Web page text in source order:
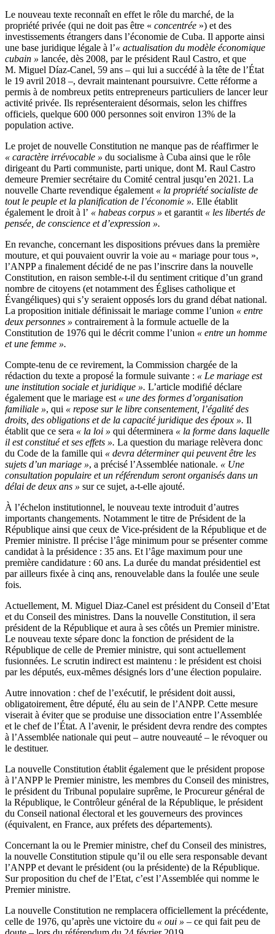
Le nouveau texte reconnaît en effet le rôle du marché, de la
propriété privée (qui ne doit pas être « concentrée ») et des
investissements étrangers dans l’économie de Cuba. Il apporte ainsi
une base juridique légale à l’« actualisation du modèle économique
cubain » lancée, dès 2008, par le président Raul Castro, et que
M. Miguel Díaz-Canel, 59 ans – qui lui a succédé à la tête de l’État
le 19 avril 2018 –, devrait maintenant poursuivre. Cette réforme a
permis à de nombreux petits entrepreneurs particuliers de lancer leur
activité privée. Ils représenteraient désormais, selon les chiffres
officiels, quelque 600 000 personnes soit environ 13% de la
population active.
Le projet de nouvelle Constitution ne manque pas de réaffirmer le
« caractère irrévocable » du socialisme à Cuba ainsi que le rôle
dirigeant du Parti communiste, parti unique, dont M. Raul Castro
demeure Premier secrétaire du Comité central jusqu’en 2021. La
nouvelle Charte revendique également « la propriété socialiste de
tout le peuple et la planification de l’économie ». Elle établit
également le droit à l’ « habeas corpus » et garantit « les libertés de
pensée, de conscience et d’expression ».
En revanche, concernant les dispositions prévues dans la première
mouture, et qui pouvaient ouvrir la voie au « mariage pour tous »,
l’ANPP a finalement décidé de ne pas l’inscrire dans la nouvelle
Constitution, en raison semble-t-il du sentiment critique d’un grand
nombre de citoyens (et notamment des Églises catholique et
Évangéliques) qui s’y seraient opposés lors du grand débat national.
La proposition initiale définissait le mariage comme l’union « entre
deux personnes » contrairement à la formule actuelle de la
Constitution de 1976 qui le décrit comme l’union « entre un homme
et une femme ».
Compte-tenu de ce revirement, la Commission chargée de la
rédaction du texte a proposé la formule suivante : « Le mariage est
une institution sociale et juridique ». L’article modifié déclare
également que le mariage est « une des formes d’organisation
familiale », qui « repose sur le libre consentement, l’égalité des
droits, des obligations et de la capacité juridique des époux ». Il
établit que ce sera « la loi » qui déterminera « la forme dans laquelle
il est constitué et ses effets ». La question du mariage relèvera donc
du Code de la famille qui « devra déterminer qui peuvent être les
sujets d’un mariage », a précisé l’Assemblée nationale. « Une
consultation populaire et un référendum seront organisés dans un
délai de deux ans » sur ce sujet, a-t-elle ajouté.
À l’échelon institutionnel, le nouveau texte introduit d’autres
importants changements. Notamment le titre de Président de la
République ainsi que ceux de Vice-président de la République et de
Premier ministre. Il précise l’âge minimum pour se présenter comme
candidat à la présidence : 35 ans. Et l’âge maximum pour une
première candidature : 60 ans. La durée du mandat présidentiel est
par ailleurs fixée à cinq ans, renouvelable dans la foulée une seule
fois.
Actuellement, M. Miguel Diaz-Canel est président du Conseil d’Etat
et du Conseil des ministres. Dans la nouvelle Constitution, il sera
président de la République et aura à ses côtés un Premier ministre.
Le nouveau texte sépare donc la fonction de président de la
République de celle de Premier ministre, qui sont actuellement
fusionnées. Le scrutin indirect est maintenu : le président est choisi
par les députés, eux-mêmes désignés lors d’une élection populaire.
Autre innovation : chef de l’exécutif, le président doit aussi,
obligatoirement, être député, élu au sein de l’ANPP. Cette mesure
viserait à éviter que se produise une dissociation entre l’Assemblée
et le chef de l’État. A l’avenir, le président devra rendre des comptes
à l’Assemblée nationale qui peut – autre nouveauté – le révoquer ou
le destituer.
La nouvelle Constitution établit également que le président propose
à l’ANPP le Premier ministre, les membres du Conseil des ministres,
le président du Tribunal populaire suprême, le Procureur général de
la République, le Contrôleur général de la République, le président
du Conseil national électoral et les gouverneurs des provinces
(équivalent, en France, aux préfets des départements).
Concernant la ou le Premier ministre, chef du Conseil des ministres,
la nouvelle Constitution stipule qu’il ou elle sera responsable devant
l’ANPP et devant le président (ou la présidente) de la République.
Sur proposition du chef de l’Etat, c’est l’Assemblée qui nomme le
Premier ministre.
La nouvelle Constitution ne remplacera officiellement la précédente,
celle de 1976, qu’après une victoire du « oui » – ce qui fait peu de